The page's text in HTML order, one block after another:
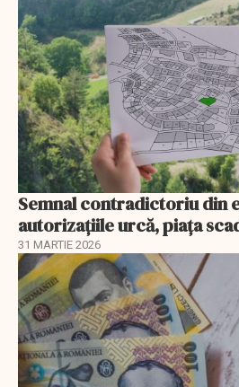
Semnal contradictoriu din
autorizațiile urcă, piața
31 MARTIE 2026